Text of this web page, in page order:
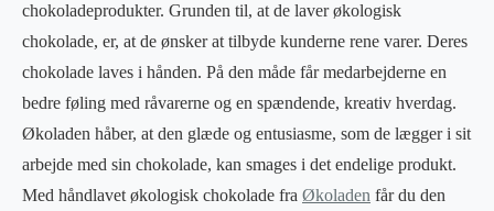
chokoladeprodukter. Grunden til, at de laver økologisk
chokolade, er, at de ønsker at tilbyde kunderne rene varer. Deres
chokolade laves i hånden. På den måde får medarbejderne en
bedre føling med råvarerne og en spændende, kreativ hverdag.
Økoladen håber, at den glæde og entusiasme, som de lægger i sit
arbejde med sin chokolade, kan smages i det endelige produkt.
Med håndlavet økologisk chokolade fra Økoladen får du den